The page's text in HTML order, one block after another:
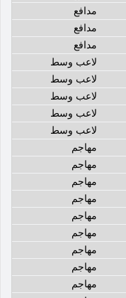
مدافع
مدافع
مدافع
لاعب وسط
لاعب وسط
لاعب وسط
لاعب وسط
لاعب وسط
مهاجم
مهاجم
مهاجم
مهاجم
مهاجم
مهاجم
مهاجم
مهاجم
مهاجم